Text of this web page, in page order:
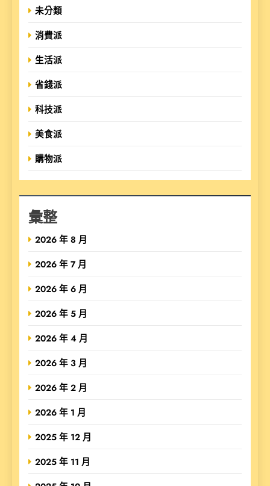
未分類
消費派
生活派
省錢派
科技派
美食派
購物派
彙整
2026 年 8 月
2026 年 7 月
2026 年 6 月
2026 年 5 月
2026 年 4 月
2026 年 3 月
2026 年 2 月
2026 年 1 月
2025 年 12 月
2025 年 11 月